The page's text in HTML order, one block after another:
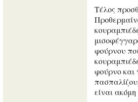
Τέλος
φούρνου
φούρνο και
είναι ακόμη